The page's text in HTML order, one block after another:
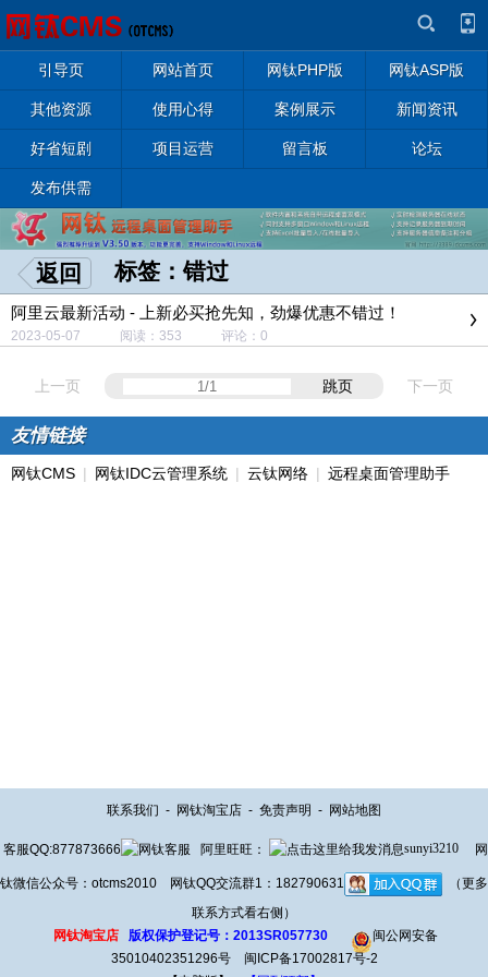
引导页 网站首页 网钛PHP版 网钛ASP版
其他资源 使用心得 案例展示 新闻资讯
好省短剧 项目运营 留言板 论坛
发布供需
返回 标签：错过
阿里云最新活动 - 上新必买抢先知，劲爆优惠不错过！
2023-05-07 阅读：353 评论：0
上一页 跳页 下一页
友情链接
网钛CMS | 网钛IDC云管理系统 | 云钛网络 | 远程桌面管理助手
联系我们 - 网钛淘宝店 - 免责声明 - 网站地图
客服QQ:877873666 阿里旺旺： sunyi3210 网
钛微信公众号：otcms2010 网钛QQ交流群1：182790631
（更多
联系方式看右侧）
网钛淘宝店
版权保护登记号：2013SR057730
闽公网安备
35010402351296号
闽ICP备17002817号-2